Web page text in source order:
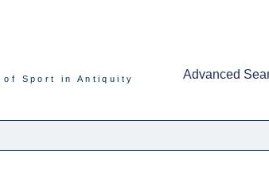
of Sport in Antiquity Advanced